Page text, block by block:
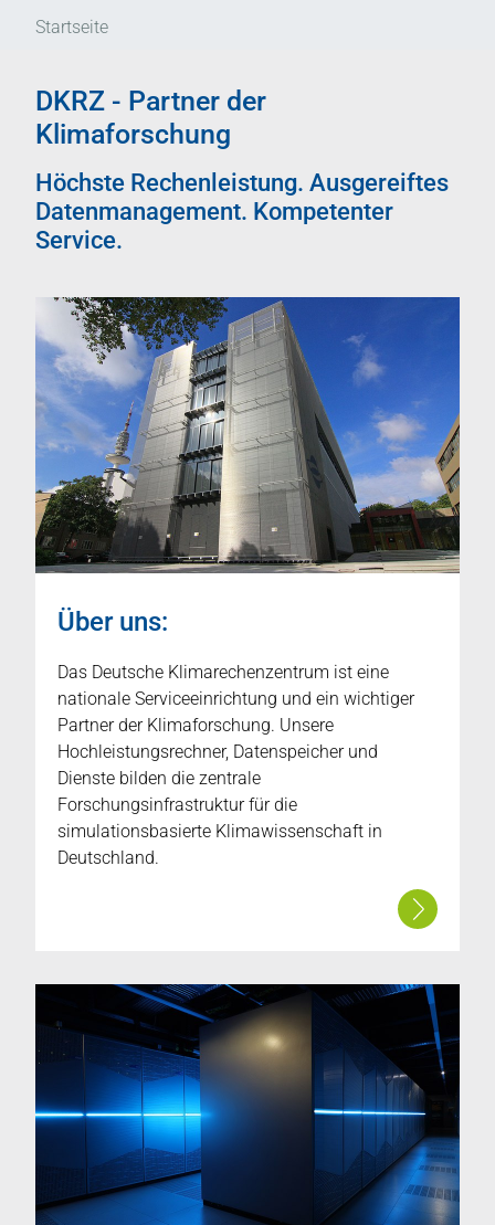
Startseite
DKRZ - Partner der
Klimaforschung
Höchste Rechenleistung. Ausgereiftes
Datenmanagement. Kompetenter
Service.
Über uns:
Das Deutsche Klimarechenzentrum ist eine
nationale Serviceeinrichtung und ein wichtiger
Partner der Klimaforschung. Unsere
Hochleistungsrechner, Datenspeicher und
Dienste bilden die zentrale
Forschungsinfrastruktur für die
simulationsbasierte Klimawissenschaft in
Deutschland.